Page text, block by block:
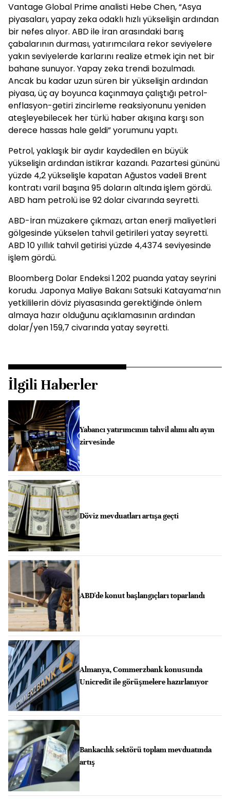
Vantage Global Prime analisti Hebe Chen, “Asya
piyasaları, yapay zeka odaklı hızlı yükselişin ardından
bir nefes alıyor. ABD ile İran arasındaki barış
çabalarının durması, yatırımcılara rekor seviyelere
yakın seviyelerde karlarını realize etmek için net bir
bahane sunuyor. Yapay zeka trendi bozulmadı.
Ancak bu kadar uzun süren bir yükselişin ardından
piyasa, üç ay boyunca kaçınmaya çalıştığı petrol-
enflasyon-getiri zincirleme reaksiyonunu yeniden
ateşleyebilecek her türlü haber akışına karşı son
derece hassas hale geldi” yorumunu yaptı.
Petrol, yaklaşık bir aydır kaydedilen en büyük
yükselişin ardından istikrar kazandı. Pazartesi gününü
yüzde 4,2 yükselişle kapatan Ağustos vadeli Brent
kontratı varil başına 95 doların altında işlem gördü.
ABD ham petrolü ise 92 dolar civarında seyretti.
ABD-İran müzakere çıkmazı, artan enerji maliyetleri
gölgesinde yükselen tahvil getirileri yatay seyretti.
ABD 10 yıllık tahvil getirisi yüzde 4,4374 seviyesinde
işlem gördü.
Bloomberg Dolar Endeksi 1.202 puanda yatay seyrini
korudu. Japonya Maliye Bakanı Satsuki Katayama’nın
yetkililerin döviz piyasasında gerektiğinde önlem
almaya hazır olduğunu açıklamasının ardından
dolar/yen 159,7 civarında yatay seyretti.
İlgili Haberler
Yabancı yatırımcının tahvil alımı altı ayın
zirvesinde
Döviz mevduatları artışa geçti
ABD'de konut başlangıçları toparlandı
Almanya, Commerzbank konusunda
Unicredit ile görüşmelere hazırlanıyor
Bankacılık sektörü toplam mevduatında
artış